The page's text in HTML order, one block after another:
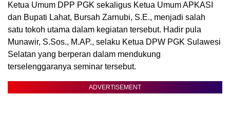
Ketua Umum DPP PGK sekaligus Ketua Umum APKASI
dan Bupati Lahat, Bursah Zarnubi, S.E., menjadi salah
satu tokoh utama dalam kegiatan tersebut. Hadir pula
Munawir, S.Sos., M.AP., selaku Ketua DPW PGK Sulawesi
Selatan yang berperan dalam mendukung
terselenggaranya seminar tersebut.
ADVERTISEMENT